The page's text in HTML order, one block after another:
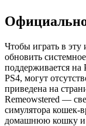
Чтобы играть в эту
обновить
поддерживается
PS4, могут
приведена на
Remeowstered —
симулятора кошек-
домашнюю кошку и